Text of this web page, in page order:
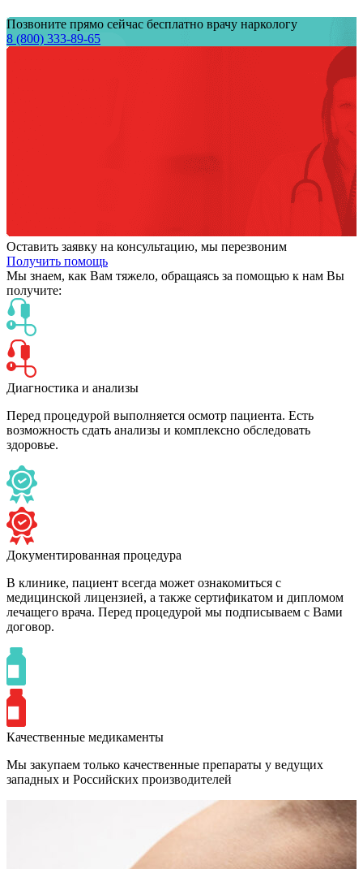
Позвоните прямо сейчас бесплатно врачу наркологу
8 (800) 333-89-65
Оставить заявку на консультацию, мы перезвоним
Получить помощь
Мы знаем, как Вам тяжело, обращаясь за помощью к нам Вы
получите:
Диагностика и анализы
Перед процедурой выполняется осмотр пациента. Есть
возможность сдать анализы и комплексно обследовать
здоровье.
Документированная процедура
В клинике, пациент всегда может ознакомиться с
медицинской лицензией, а также сертификатом и дипломом
лечащего врача. Перед процедурой мы подписываем с Вами
договор.
Качественные медикаменты
Мы закупаем только качественные препараты у ведущих
западных и Российских производителей